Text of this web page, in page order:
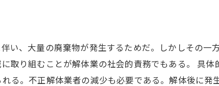
い、大量の廃棄物が発生するためだ。しかしその一
取り組むことが解体業の社会的責務でもある。 具体
る。不正解体業者の減少も必要である。解体後に発